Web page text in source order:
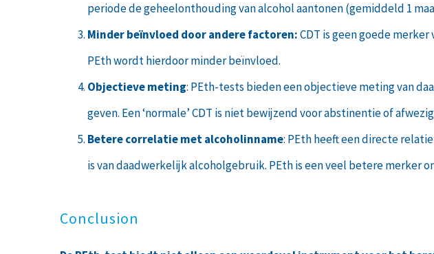
periode de geheelonthouding van alcohol aantonen (gemiddeld 1
Minder beïnvloed door andere factoren:CDT is geen goede
PEth wordt hierdoor minder beïnvloed.
Objectieve meting: PEth-tests bieden een objectieve meting van
geven. Een ‘normale’ CDT is niet bewijzend voor abstinentie of
Betere correlatie met alcoholinname: PEth heeft een directe
is van daadwerkelijk alcoholgebruik. PEth is een veel betere
Conclusion